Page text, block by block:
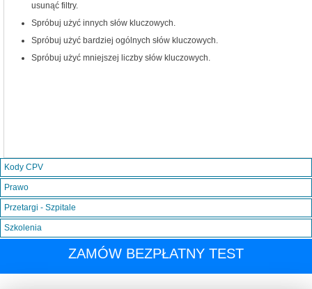
usunąć filtry.
Spróbuj użyć innych słów kluczowych.
Spróbuj użyć bardziej ogólnych słów kluczowych.
Spróbuj użyć mniejszej liczby słów kluczowych.
Kody CPV
Prawo
Przetargi - Szpitale
Szkolenia
ZAMÓW BEZPŁATNY TEST